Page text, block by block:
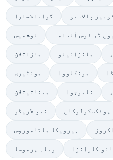
گوادالاخارا پالاسیو
لوشمیس ڈی لوس آلداما
مازاتلان مانزانيلو
مونٹیری مونکلووا
میناتیتلان نابوجوا
نیو لاریڈو ہوئکسکولوکاں
ہیرویکا ماتاموروس
ویلہ ہرموسا کارانزا